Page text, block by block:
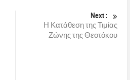
Next :
Η Κατάθεση της Τιμίας
Ζώνης της Θεοτόκου